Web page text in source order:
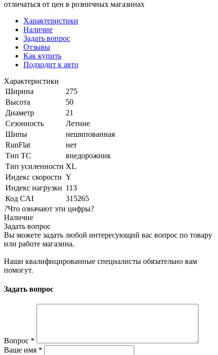
отличаться от цен в розничных магазинах
Характеристики
Наличие
Задать вопрос
Отзывы
Как купить
Подходит к авто
Характеристики
Ширина
275
Высота
50
Диаметр
21
Сезонность
Летние
Шипы
нешипованная
RunFlat
нет
Тип ТС
внедорожник
Тип усиленности XL
Индекс скорости Y
Индекс нагрузки 113
Код CAI
315265
?Что означают эти цифры?
Наличие
Задать вопрос
Вы можете задать любой интересующий вас вопрос по товару
или работе магазина.
Наши квалифицированные специалисты обязательно вам
помогут.
Задать вопрос
Вопрос *
Ваше имя *